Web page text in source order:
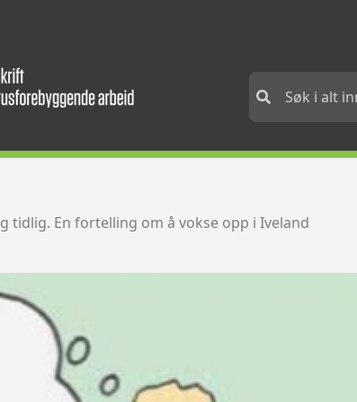
tidlig. En fortelling om å vokse opp i Iveland